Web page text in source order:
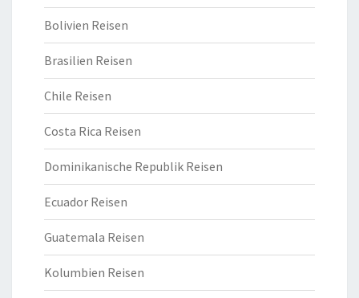
Bolivien Reisen
Brasilien Reisen
Chile Reisen
Costa Rica Reisen
Dominikanische Republik Reisen
Ecuador Reisen
Guatemala Reisen
Kolumbien Reisen